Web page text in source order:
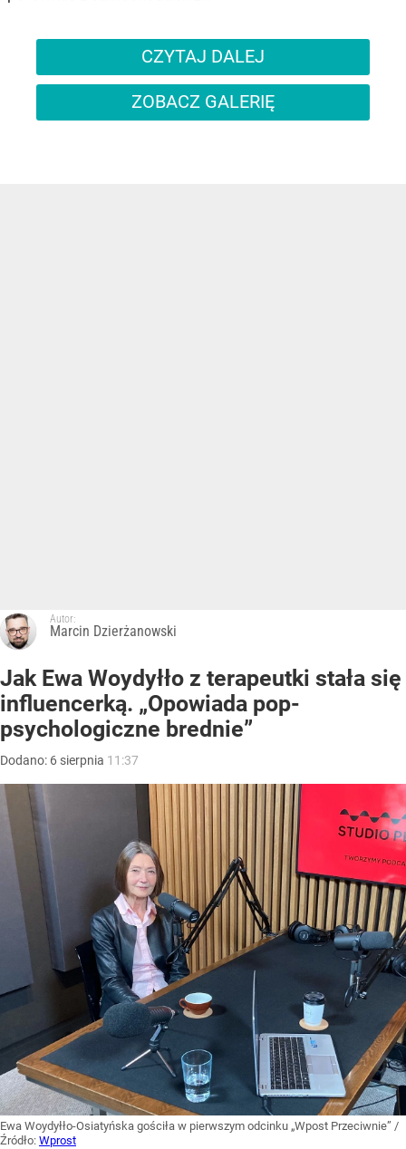
CZYTAJ DALEJ
ZOBACZ GALERIĘ
Autor:
Marcin Dzierżanowski
Jak Ewa Woydyłło z terapeutki stała się
influencerką. „Opowiada pop-
psychologiczne brednie”
Dodano: 6 sierpnia 11:37
Ewa Woydyłło-Osiatyńska gościła w pierwszym odcinku „Wpost Przeciwnie” /
Źródło: Wprost